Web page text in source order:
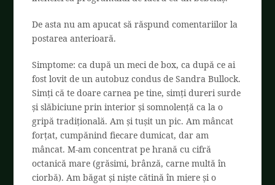
De asta nu am apucat să răspund comentariilor la
postarea anterioară.
Simptome: ca după un meci de box, ca după ce ai
fost lovit de un autobuz condus de Sandra Bullock.
Simți că te doare carnea pe tine, simți dureri surde
și slăbiciune prin interior și somnolență ca la o
gripă tradițională. Am și tușit un pic. Am mâncat
forțat, cumpănind fiecare dumicat, dar am
mâncat. M-am concentrat pe hrană cu cifră
octanică mare (grăsimi, brânză, carne multă în
ciorbă). Am băgat și niște cătină în miere și o